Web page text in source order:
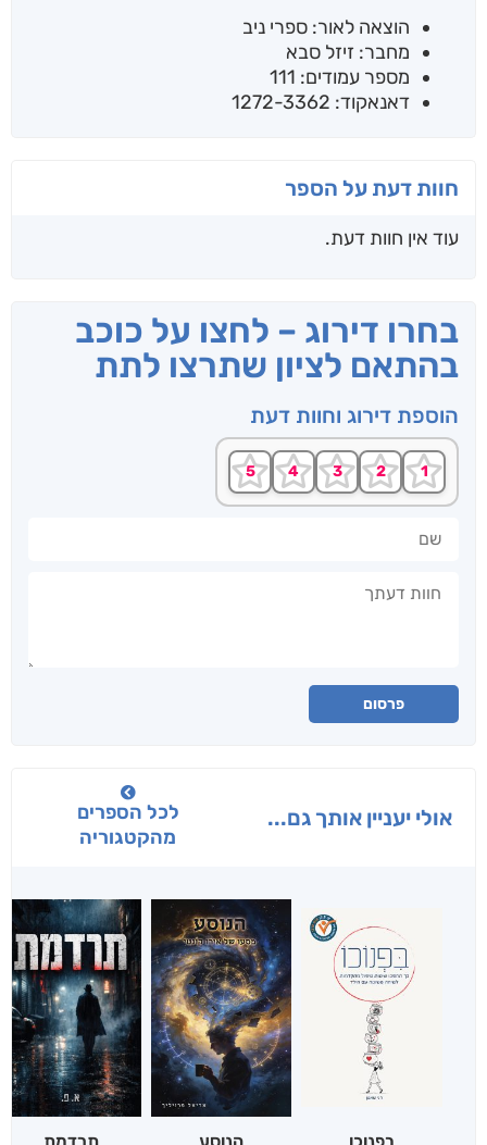
הוצאה לאור: ספרי ניב
מחבר: זיזל סבא
מספר עמודים: 111
דאנאקוד: 1272-3362
חוות דעת על הספר
עוד אין חוות דעת.
בחרו דירוג – לחצו על כוכב
בהתאם לציון שתרצו לתת
הוספת דירוג וחוות דעת
פרסום
אולי יעניין אותך גם...
לכל הספרים
מהקטגוריה
בפנוכו הנוסע תרדמת